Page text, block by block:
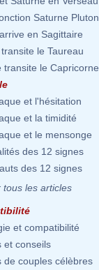
Saturne Pluton
en Sagittaire
le Taureau
transite le Capricorne
et l'hésitation
et la timidité
et le mensonge
des 12 signes
des 12 signes
tous les articles
et compatibilité
et conseils
de couples célèbres